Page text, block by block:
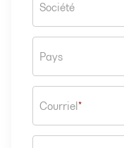
Société
Pays
Courriel *